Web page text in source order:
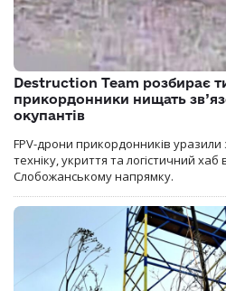
Destruction Team розбирає
прикордонники нищать
окупантів
FPV-дрони прикордонників уразили
техніку, укриття та логістичний хаб
Слобожанському напрямку.